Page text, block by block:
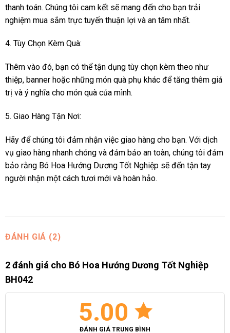
thanh toán. Chúng tôi cam kết sẽ mang đến cho bạn trải
nghiệm mua sắm trực tuyến thuận lợi và an tâm nhất.
4. Tùy Chọn Kèm Quà:
Thêm vào đó, bạn có thể tận dụng tùy chọn kèm theo như
thiệp, banner hoặc những món quà phụ khác để tăng thêm giá
trị và ý nghĩa cho món quà của mình.
5. Giao Hàng Tận Nơi:
Hãy để chúng tôi đảm nhận việc giao hàng cho bạn. Với dịch
vụ giao hàng nhanh chóng và đảm bảo an toàn, chúng tôi đảm
bảo rằng Bó Hoa Hướng Dương Tốt Nghiệp sẽ đến tận tay
người nhận một cách tươi mới và hoàn hảo.
ĐÁNH GIÁ (2)
2 đánh giá cho Bó Hoa Hướng Dương Tốt Nghiệp
BH042
5.00
ĐÁNH GIÁ TRUNG BÌNH